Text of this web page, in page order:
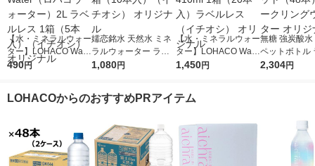
【水・ミネラルウォー
ター】LOHACO Wate
r（ロハコウォータ
シ） オリジナル
490円
嬬恋銘水 天然水 ミネ
ラルウォーター ラベ
ルレス 2L 1箱（10本
1,080円
【水・ミネラルウォー
ター】LOHACO Wate
r 410ml 1箱（20本
1,450円
無糖 強炭酸
ペットボトル
レス 1セット
2,304円
LOHACOからのおすすめPRアイテム